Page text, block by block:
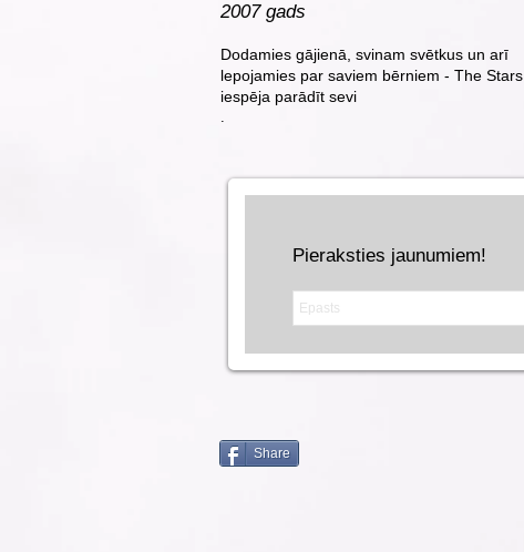
2007 gads
Dodamies gājienā, svinam svētkus un arī
lepojamies par saviem bērniem - The Stars
iespēja parādīt sevi
.
Pieraksties jaunumiem!
Share